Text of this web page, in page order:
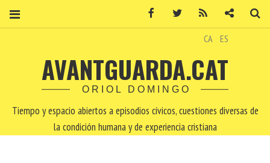
CA ES
AVANTGUARDA.CAT
ORIOL DOMINGO
Tiempo y espacio abiertos a episodios cívicos, cuestiones diversas de
la condición humana y de experiencia cristiana
Facebook Twitter Contacto